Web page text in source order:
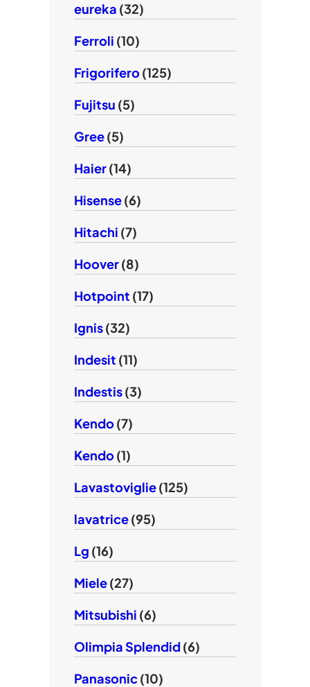
eureka (32)
Ferroli (10)
Frigorifero(125)
Fujitsu (5)
Gree(5)
Haier(14)
Hisense(6)
Hitachi (7)
Hoover(8)
Hotpoint (17)
Ignis(32)
Indesit (11)
Indestis(3)
Kendo(7)
Kendo(1)
Lavastoviglie(125)
lavatrice(95)
Lg (16)
Miele(27)
Mitsubishi (6)
Olimpia Splendid(6)
Panasonic(10)